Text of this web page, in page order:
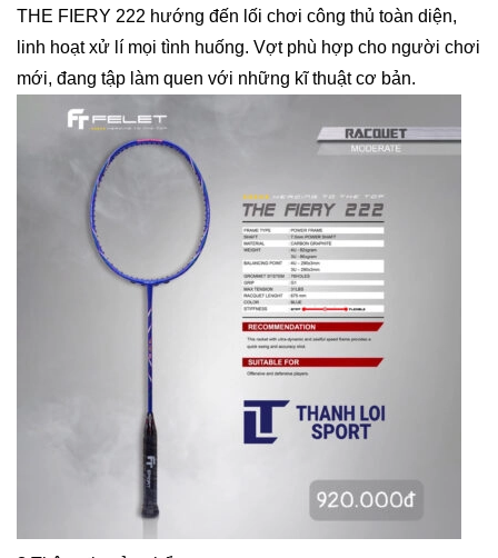
THE FIERY 222 hướng đến lối chơi công thủ toàn diện,
linh hoạt xử lí mọi tình huống. Vợt phù hợp cho người chơi
mới, đang tập làm quen với những kĩ thuật cơ bản.